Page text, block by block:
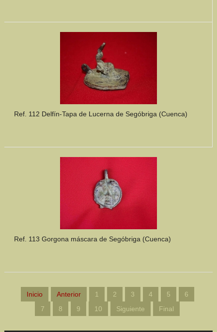
Ref. 112 Delfín-Tapa de Lucerna de Segóbriga (Cuenca)
Ref. 113 Gorgona máscara de Segóbriga (Cuenca)
Inicio Anterior 1 2 3 4 5
6
7
8 9 10 Siguiente Final